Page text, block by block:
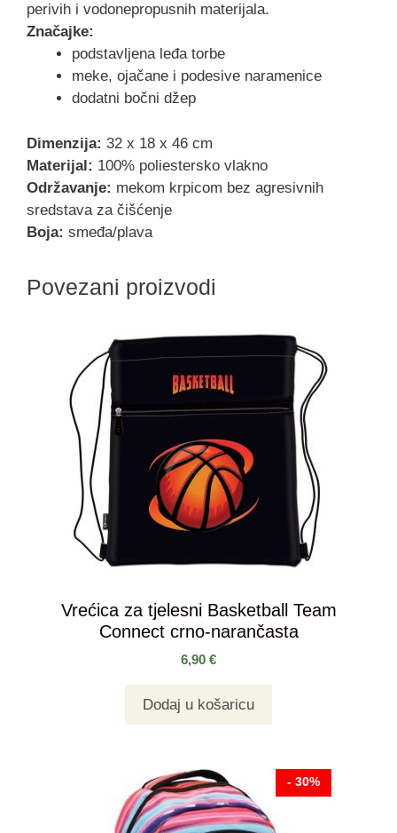
perivih i vodonepropusnih materijala.
Značajke:
podstavljena leđa torbe
meke, ojačane i podesive naramenice
dodatni bočni džep
Dimenzija: 32 x 18 x 46 cm
Materijal: 100% poliestersko vlakno
Održavanje: mekom krpicom bez agresivnih
sredstava za čišćenje
Boja: smeđa/plava
Povezani proizvodi
Vrećica za tjelesni Basketball Team
Connect crno-narančasta
6,90 €
Dodaj u košaricu
- 30%